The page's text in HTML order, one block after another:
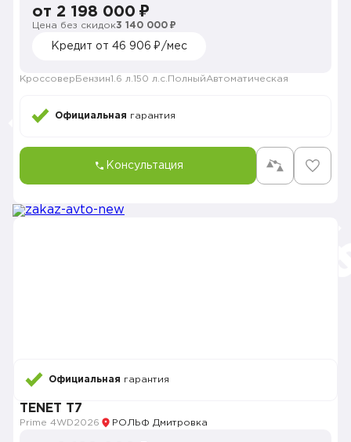
от 2 198 000 ₽
Цена без скидок3 140 000 ₽
Кредит от 46 906 ₽/мес
Кроссовер Бензин1.6 л. 150 л.с. ПолныйАвтоматическая
Официальная гарантия
Консультация
Официальная гарантия
TENET T7
Prime 4WD2026 РОЛЬФ Дмитровка